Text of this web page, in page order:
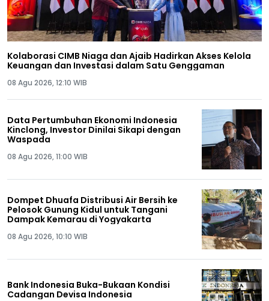
Kolaborasi CIMB Niaga dan Ajaib Hadirkan Akses Kelola
Keuangan dan Investasi dalam Satu Genggaman
08 Agu 2026, 12:10 WIB
Data Pertumbuhan Ekonomi Indonesia
Kinclong, Investor Dinilai Sikapi dengan
Waspada
08 Agu 2026, 11:00 WIB
Dompet Dhuafa Distribusi Air Bersih ke
Pelosok Gunung Kidul untuk Tangani
Dampak Kemarau di Yogyakarta
08 Agu 2026, 10:10 WIB
Bank Indonesia Buka-Bukaan Kondisi
Cadangan Devisa Indonesia